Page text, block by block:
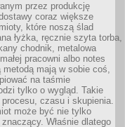
przez produkcję
coraz większe
które noszą ślad
łyżka, ręcznie szyta torba,
chodnik, metalowa
pracowni albo notes
metodą mają w sobie coś,
na taśmie
tylko o wygląd. Takie
czasu i skupienia.
może być nie tylko
Właśnie dlatego